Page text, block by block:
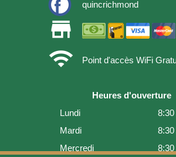
quincrichmond
store
wifi
Point d'accès WiFi
Heures d'ouverture
Lundi
Mardi
Mercredi